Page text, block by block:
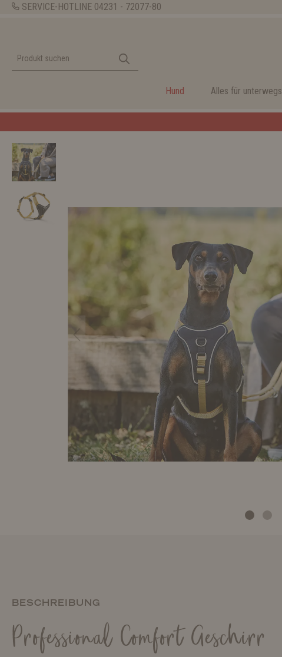
SERVICE-HOTLINE 04231 - 72077-80
Hund Alles für unterwegs
BESCHREIBUNG
Professional Comfort Geschirr